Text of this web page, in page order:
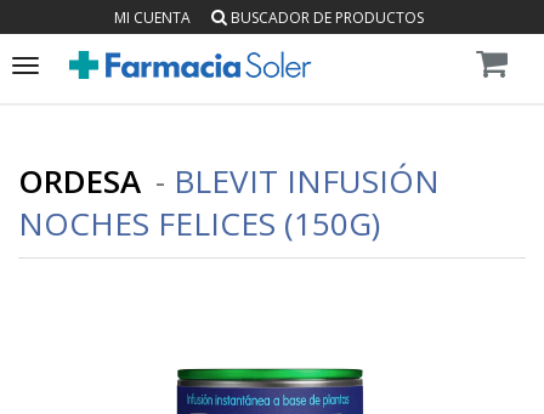
MI CUENTA BUSCADOR DE PRODUCTOS
Toggle
ORDESA - BLEVIT INFUSIÓN
NOCHES FELICES (150G)